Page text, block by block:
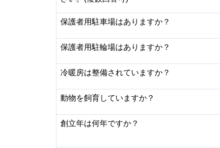
保護者用駐車場はありますか？
保護者用駐輪場はありますか？
冷暖房は整備されていますか？
動物を飼育していますか？
創立年は何年ですか？